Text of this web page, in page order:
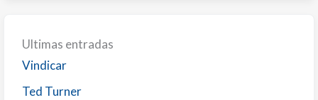
Ultimas entradas
Vindicar
Ted Turner